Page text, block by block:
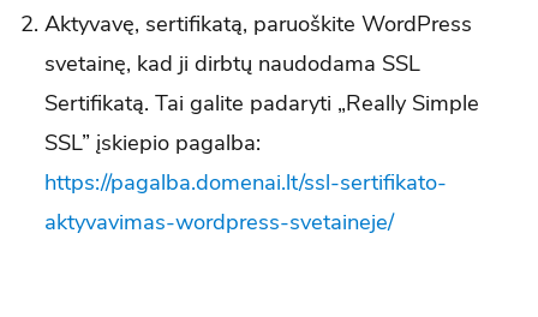
Aktyvavę, sertifikatą, paruoškite WordPress
svetainę, kad ji dirbtų naudodama SSL
Sertifikatą. Tai galite padaryti „Really Simple
SSL” įskiepio pagalba:
https://pagalba.domenai.lt/ssl-sertifikato-
aktyvavimas-wordpress-svetaineje/